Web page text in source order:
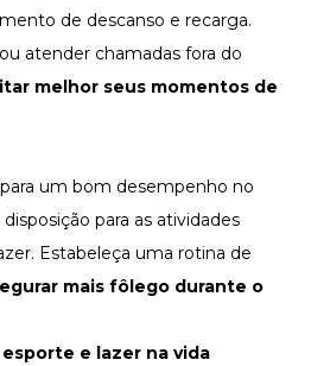
de descanso e recarga.
atender chamadas fora do
melhor seus momentos de
um bom desempenho no
para as atividades
Estabeleça uma rotina de
mais fôlego durante o
e lazer na vida